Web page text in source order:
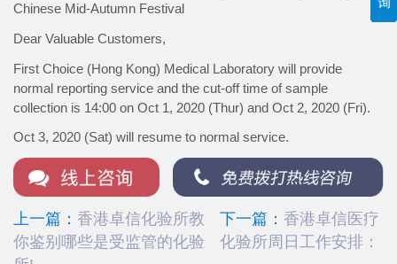
Chinese Mid-Autumn Festival
Dear Valuable Customers,
First Choice (Hong Kong) Medical Laboratory will provide
normal reporting service and the cut-off time of sample
collection is 14:00 on Oct 1, 2020 (Thur) and Oct 2, 2020 (Fri).
Oct 3, 2020 (Sat) will resume to normal service.
上一篇： 香港卓信化验所教
你鉴别哪些是受监管的化验
下一篇：香港卓信医疗
化验所周日工作安排：